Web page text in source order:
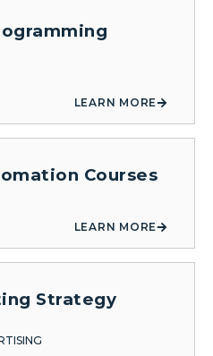
LEARN MORE
Courses
LEARN MORE
Strategy